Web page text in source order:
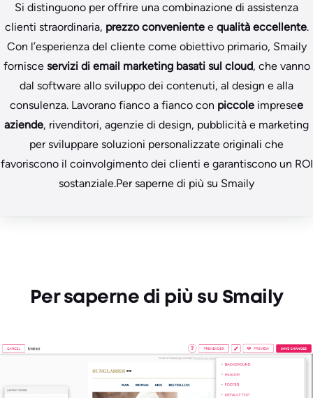
Si distinguono per offrire una combinazione di assistenza
clienti straordinaria, prezzo convenientee qualità eccellente.
Con l’esperienza del cliente come obiettivo primario, Smaily
fornisce servizi di email marketing basati sul cloud, che vanno
dal software allo sviluppo dei contenuti, al design e alla
consulenza. Lavorano fianco a fianco con piccole impresee
aziende, rivenditori, agenzie di design, pubblicità e marketing
per sviluppare soluzioni personalizzate originali che
favoriscono il coinvolgimento dei clienti e garantiscono un ROI
sostanziale.Per saperne di più su Smaily
Per saperne di più su Smaily